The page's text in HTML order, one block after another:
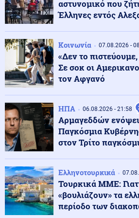
Κοινωνία
Χωρίς ενεργό μέτωπο η
Θεσσαλονίκης
Αθλητισμός 08.08.2026 - 16:49
Στέφανος Τσιτσιπάς: Απόδραση
σύντροφό του
Κόσμος 08.08.2026 - 16:40
Η παραλία έγινε ακριβή
μέρα δίπλα στη θάλασσα
Κόσμος 08.08.2026 - 16:37
Ιταλία: Όλες οι πόλεις στο
προειδοποίησης για καύσωνα
αστυνομικό που
Έλληνες εντός
Κοινωνία 07.08.2026 -
«Δεν το πιστεύουμε,
Σε σοκ οι
τον Αφγανό
ΗΠΑ 06.08.2026 - 21:58
Αρμαγεδδών
Παγκόσμια
στον Τρίτο
Ελληνοτουρκικά
Τουρκικά ΜΜΕ:
«βουλιάζουν» τα
περίοδο των